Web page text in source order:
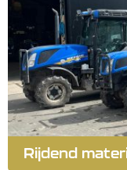
Rijdend